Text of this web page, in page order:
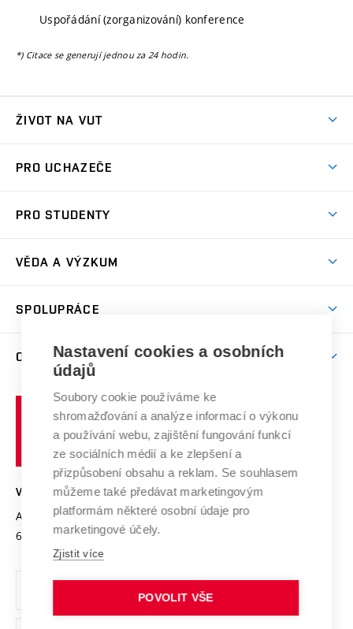
Uspořádání (zorganizování) konference
*) Citace se generují jednou za 24 hodin.
ŽIVOT NA VUT
Koleje
Sport na VUT
Brno
PRO UCHAZEČE
Dny otevřených dveří
Celoživotní vzdělávání
E-přihláška
PRO STUDENTY
Harmonogram akademického roku
Závěrečné práce
Doktorské studium
Zpracování osobních údajů studentů
Sociální bezpečí
Studium bez bariér
Podpora podnikání
VĚDA A VÝZKUM
Mezinárodní vědecká rada
Systém zajišťování kvality výzkumu
Výzkumné infrastruktury
Transfer znalostí
Open Science
Projekty
Projekty ze strukturálních fondů
Specifický výzkum
SPOLUPRÁCE
Zahraniční spolupráce
Spolupráce se školami
Služby univerzity
Mezinárodní dohody
Univerzitní sítě
O UNIVERZITĚ
Profil univerzity
Udržitelná univerzita
Podnikavá univerzita / ContriBUTe
Bezpečná univerzita
Vyznamenání
Organizační struktura
Ochrana osobních údajů
učení
technické
VYSOKÉ UČENÍ TECHNICKÉ V BRNĚ
Antonínská 548/1
602 00 Brno
www.vut.cz
vut@vutbr.cz
Nastavení cookies a osobních
údajů
Soubory cookie používáme ke
shromažďování a analýze informací o výkonu
a používání webu, zajištění fungování funkcí
ze sociálních médií a ke zlepšení a
přizpůsobení obsahu a reklam. Se souhlasem
můžeme také předávat marketingovým
platformám některé osobní údaje pro
marketingové účely.
Zjistit více
POVOLIT VŠE